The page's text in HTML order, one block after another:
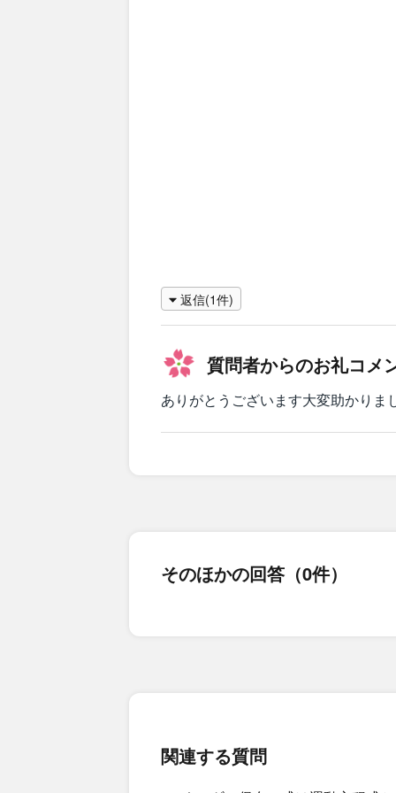
返信(1件)
質問者からのお礼コメ
ありがとうございます大変助かりま
そのほかの回答（0件）
関連する質問